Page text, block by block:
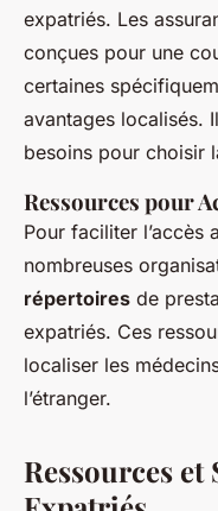
expatriés. Les
conçues pour une
certaines
avantages localisés.
besoins pour choisir
Ressources pour
Pour faciliter l’accès
nombreuses
répertoires de
expatriés. Ces
localiser les
l’étranger.
Ressources